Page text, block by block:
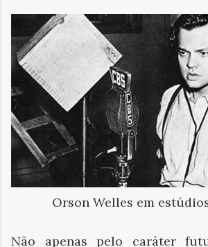
Orson Welles em
Não apenas pelo caráter